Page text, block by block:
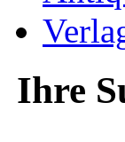
Ihre